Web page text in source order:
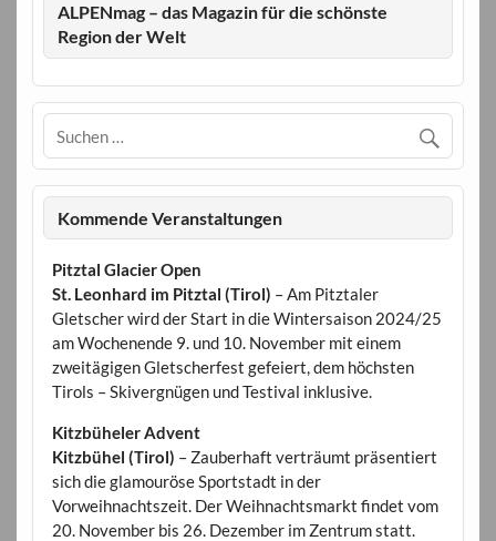
ALPENmag – das Magazin für die schönste
Region der Welt
Kommende Veranstaltungen
Pitztal Glacier Open
St. Leonhard im Pitztal (Tirol) – Am Pitztaler
Gletscher wird der Start in die Wintersaison 2024/25
am Wochenende 9. und 10. November mit einem
zweitägigen Gletscherfest gefeiert, dem höchsten
Tirols – Skivergnügen und Testival inklusive.
Kitzbüheler Advent
Kitzbühel (Tirol) – Zauberhaft verträumt präsentiert
sich die glamouröse Sportstadt in der
Vorweihnachtszeit. Der Weihnachtsmarkt findet vom
20. November bis 26. Dezember im Zentrum statt.